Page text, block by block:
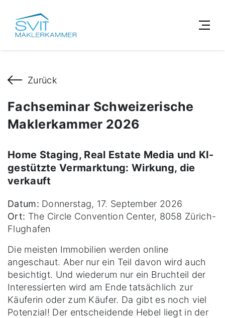
Zurück
Fachseminar Schweizerische
Maklerkammer 2026
Home Staging, Real Estate Media und KI-
gestützte Vermarktung: Wirkung, die
verkauft
Datum: Donnerstag, 17. September 2026
Ort: The Circle Convention Center, 8058 Zürich-
Flughafen
Die meisten Immobilien werden online
angeschaut. Aber nur ein Teil davon wird auch
besichtigt. Und wiederum nur ein Bruchteil der
Interessierten wird am Ende tatsächlich zur
Käuferin oder zum Käufer. Da gibt es noch viel
Potenzial! Der entscheidende Hebel liegt in der